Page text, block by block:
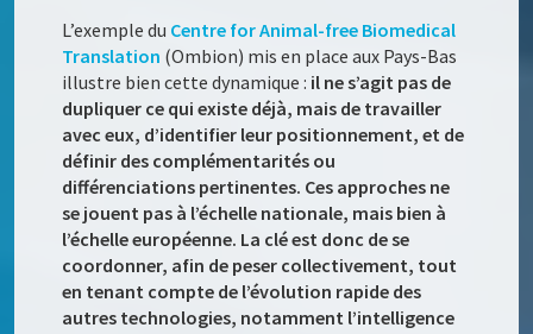
L’exemple du Centre for Animal-free Biomedical
Translation (Ombion) mis en place aux Pays-Bas
illustre bien cette dynamique : il ne s’agit pas de
dupliquer ce qui existe déjà, mais de travailler
avec eux, d’identifier leur positionnement, et de
définir des complémentarités ou
différenciations pertinentes. Ces approches ne
se jouent pas à l’échelle nationale, mais bien à
l’échelle européenne. La clé est donc de se
coordonner, afin de peser collectivement, tout
en tenant compte de l’évolution rapide des
autres technologies, notamment l’intelligence